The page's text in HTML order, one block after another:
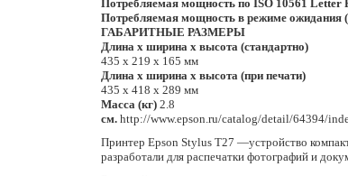
Потребляемая мощность по ISO 10561 Letter
Потребляемая мощность в режиме ожидания
ГАБАРИТНЫЕ РАЗМЕРЫ
Длина х ширина х высота (стандартно)
435 х 219 х 165 мм
Длина х ширина х высота (при печати)
435 х 418 х 289 мм
Масса (кг) 2.8
см. http://www.epson.ru/catalog/detail/64394/
Принтер Epson Stylus T27 —устройство
разработали для распечатки фотографий и